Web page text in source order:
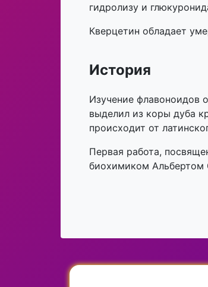
гидролизу и
Кверцетин обладает
История
Изучение флавоноидов
выделил из коры дуба
происходит от
Первая работа,
биохимиком Альбертом